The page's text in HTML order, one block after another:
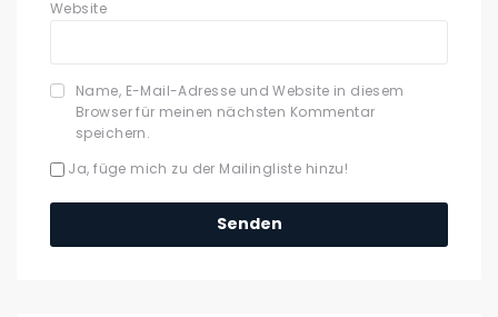
Website
Name, E-Mail-Adresse und Website in diesem
Browser für meinen nächsten Kommentar
speichern.
Ja, füge mich zu der Mailingliste hinzu!